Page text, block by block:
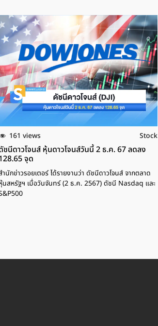
161 views Stock
ชนีดาวโจนส์ หุ้นดาวโจนส์วันนี้ 2 ธ.ค. 67 ลดลง
จุด
ำนักข่าวรอยเตอร์ ได้รายงานว่า ดัชนีดาวโจนส์ จากตลาด
นสหรัฐฯ เมื่อวันจันทร์ (2 ธ.ค. 2567) ดัชนี Nasdaq และ